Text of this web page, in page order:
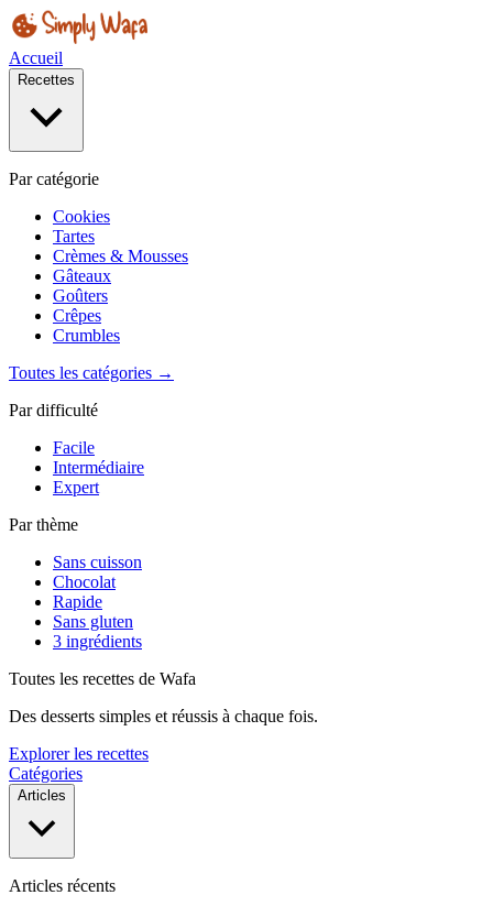
Accueil
Recettes
Par catégorie
Cookies
Tartes
Crèmes & Mousses
Gâteaux
Goûters
Crêpes
Crumbles
Toutes les catégories →
Par difficulté
Facile
Intermédiaire
Expert
Par thème
Sans cuisson
Chocolat
Rapide
Sans gluten
3 ingrédients
Toutes les recettes de Wafa
Des desserts simples et réussis à chaque fois.
Explorer les recettes
Catégories
Articles
Articles récents